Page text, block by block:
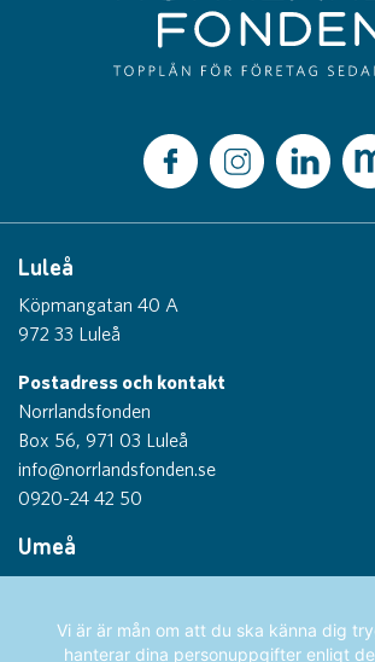
Luleå
Köpmangatan 40 A
972 33 Luleå
Postadress och kontakt
Norrlandsfonden
Box 56, 971 03 Luleå
info@norrlandsfonden.se
0920-24 42 50
Umeå
Thulegatan 1
Vi är är mån om att du ska känna dig
hanterar dina personuppgifter enligt